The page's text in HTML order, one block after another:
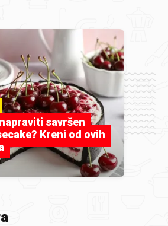
savršen
Kreni od ovih